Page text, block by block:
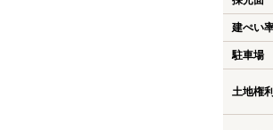
建ぺい
駐車場
土地権